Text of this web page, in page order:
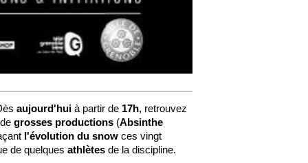
aujourd'hui à partir de 17h, retrouvez
grosses productions (Absinthe
l'évolution du snow ces vingt
de quelques athlètes de la discipline.